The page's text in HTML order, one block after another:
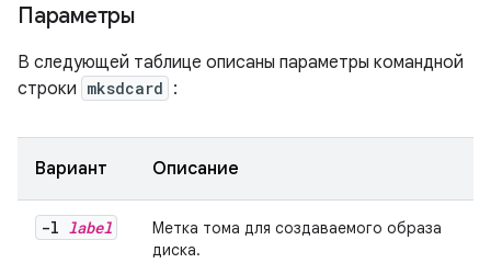
Параметры
В следующей таблице описаны параметры командной
строки mksdcard :
Вариант Описание
-l label
Метка тома для создаваемого образа
диска.